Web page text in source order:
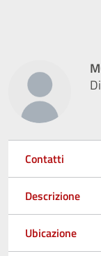
Contatti
Descrizione
Ubicazione